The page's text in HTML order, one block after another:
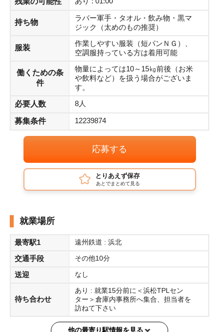
はかった体温の記載をお願いいたします。
※なるべくご自身でマスクをお持ちいただくようお願い致し
ます。
企業様のマスクの在庫がなくなった場合ご就業いただけな
い場合がありますので予めご了承ください。
持ち物
ラバー軍手・タオル・飲み物・黒マ
ジック（太めのもの推奨）
服装
作業しやすい服装（短パンＮＧ）、
空調服持っている方は着用可能
働くための条
件
物量によっては10～15㎏前後（お米
や飲料など）を扱う場合がございま
す。
必要人数
8人
募集条件 12239874
応募する
とりあえず保存
あとでまとめて見る
就業場所
最寄駅1 遠州鉄道 : 浜北
交通手段 その他10分
送迎 なし
待ち合わせ
あり : 就業15分前に＜浜松TPLセン
ター＞倉庫内事務所へ集合、担当者を
訪ねて下さい
他の最寄り駅情報を見る